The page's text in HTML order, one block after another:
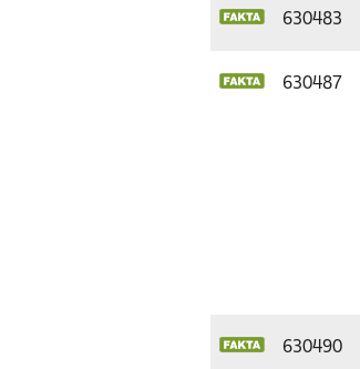
630483
630487
630490